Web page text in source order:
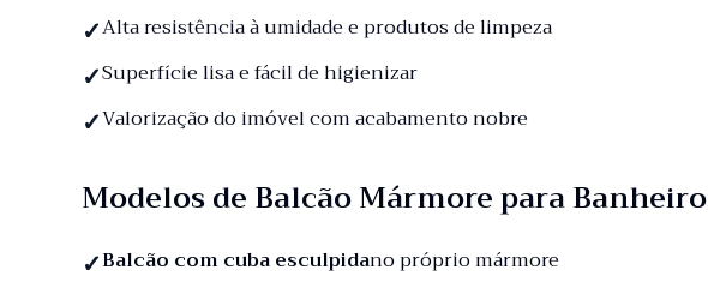
Alta resistência à umidade e produtos de limpeza
Superfície lisa e fácil de higienizar
Valorização do imóvel com acabamento nobre
Modelos de Balcão Mármore para Banheiro
Balcão com cuba esculpidano próprio mármore